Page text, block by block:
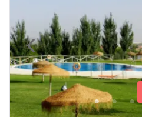
Previous